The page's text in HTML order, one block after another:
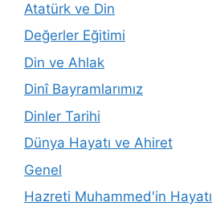
Atatürk ve Din
Değerler Eğitimi
Din ve Ahlak
Dinî Bayramlarımız
Dinler Tarihi
Dünya Hayatı ve Ahiret
Genel
Hazreti Muhammed'in Hayatı